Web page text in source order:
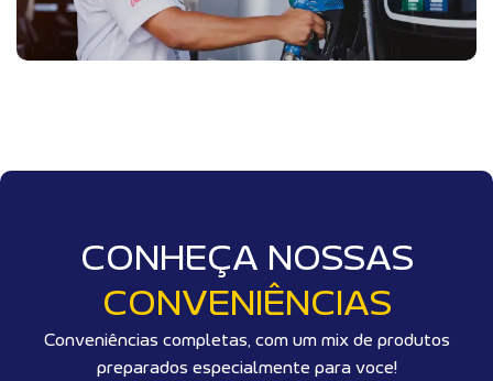
CONHEÇA NOSSAS
CONVENIÊNCIAS
Conveniências completas, com um mix de produtos
preparados especialmente para voce!